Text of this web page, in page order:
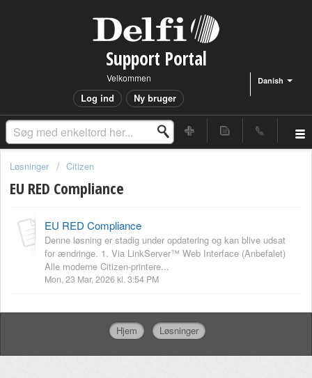
Support Portal
Danish
Velkommen
Log ind Ny bruger
Løsninger Citizen
EU RED Compliance
EU RED Compliance
Denne løsning er stadig under opdatering og kan blive udsat
for ændringe. 1. Via LinkServer™ Web Interface (Anbefalet)
Alle moderne Citizen-printere...
Mon, 23 Mar, 2026 kl. 3:54 PM
Hjem Løsninger